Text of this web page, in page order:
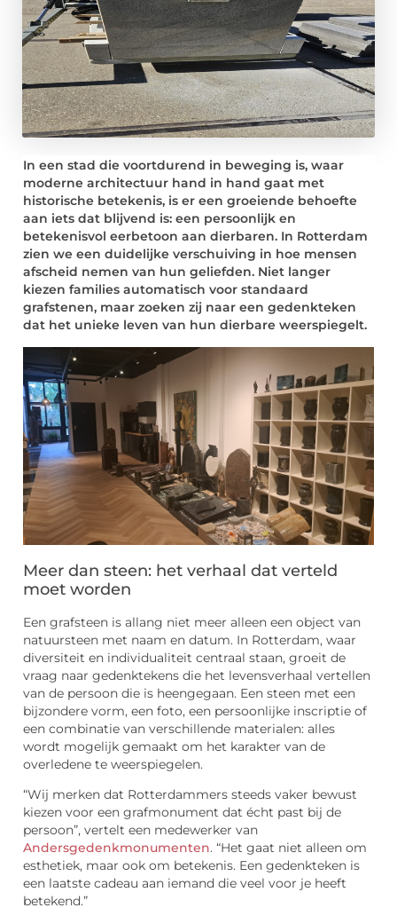
In een stad die voortdurend in beweging is, waar
moderne architectuur hand in hand gaat met
historische betekenis, is er een groeiende behoefte
aan iets dat blijvend is: een persoonlijk en
betekenisvol eerbetoon aan dierbaren. In Rotterdam
zien we een duidelijke verschuiving in hoe mensen
afscheid nemen van hun geliefden. Niet langer
kiezen families automatisch voor standaard
grafstenen, maar zoeken zij naar een gedenkteken
dat het unieke leven van hun dierbare weerspiegelt.
Meer dan steen: het verhaal dat verteld
moet worden
Een grafsteen is allang niet meer alleen een object van
natuursteen met naam en datum. In Rotterdam, waar
diversiteit en individualiteit centraal staan, groeit de
vraag naar gedenktekens die het levensverhaal vertellen
van de persoon die is heengegaan. Een steen met een
bijzondere vorm, een foto, een persoonlijke inscriptie of
een combinatie van verschillende materialen: alles
wordt mogelijk gemaakt om het karakter van de
overledene te weerspiegelen.
“Wij merken dat Rotterdammers steeds vaker bewust
kiezen voor een grafmonument dat écht past bij de
persoon”, vertelt een medewerker van
Andersgedenkmonumenten. “Het gaat niet alleen om
esthetiek, maar ook om betekenis. Een gedenkteken is
een laatste cadeau aan iemand die veel voor je heeft
betekend.”